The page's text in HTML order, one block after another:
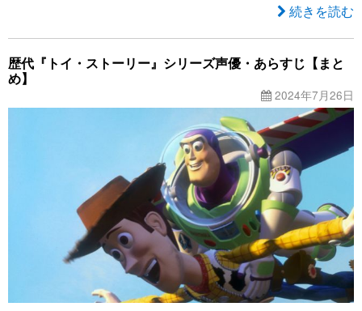
続きを読む
歴代『トイ・ストーリー』シリーズ声優・あらすじ【まと
め】
2024年7月26日